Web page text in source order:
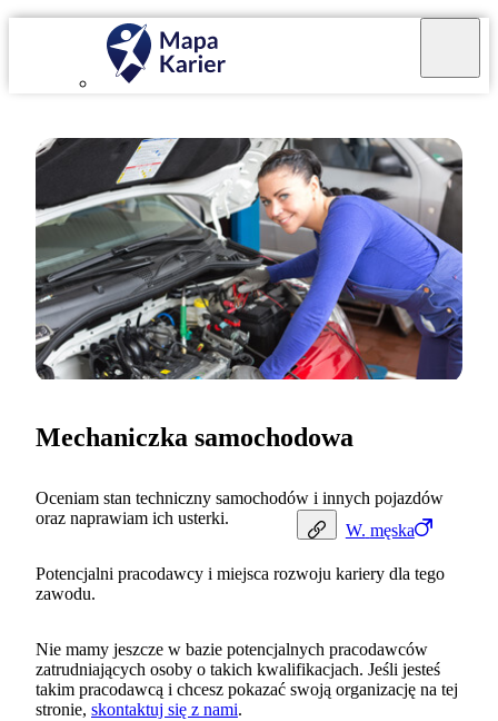
W. męska
Mechaniczka samochodowa
Oceniam stan techniczny samochodów i innych pojazdów
oraz naprawiam ich usterki.
Potencjalni pracodawcy i miejsca rozwoju kariery dla tego
zawodu.
Nie mamy jeszcze w bazie potencjalnych pracodawców
zatrudniających osoby o takich kwalifikacjach. Jeśli jesteś
takim pracodawcą i chcesz pokazać swoją organizację na tej
stronie, skontaktuj się z nami.